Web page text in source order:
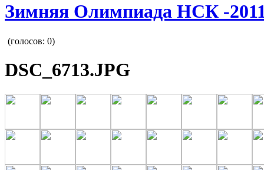
Зимняя Олимпиада НСК -
(голосов: 0)
DSC_6713.JPG